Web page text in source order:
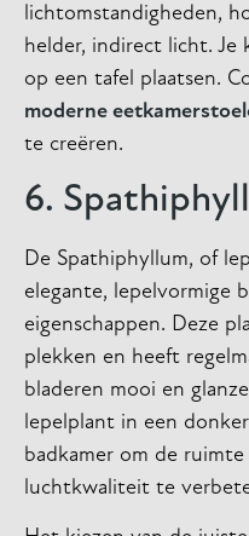
lichtomstandigheden,
helder, indirect licht.
op een tafel plaatsen.
moderne
te creëren.
6.
De Spathiphyllum, of
elegante, lepelvormige
eigenschappen. Deze
plekken en heeft
bladeren mooi en
lepelplant in een
badkamer om de
luchtkwaliteit te